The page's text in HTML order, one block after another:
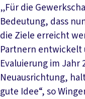
„Für die
Bedeutung, dass
die Ziele erreicht
Partnern
Evaluierung im Jahr
Neuausrichtung,
gute Idee“, so